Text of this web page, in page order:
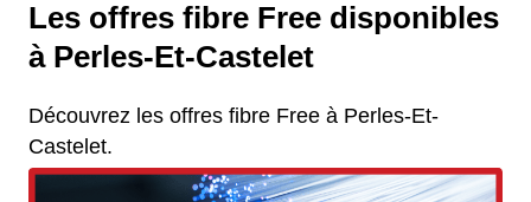
Les offres fibre Free disponibles
à Perles-Et-Castelet
Découvrez les offres fibre Free à Perles-Et-
Castelet.